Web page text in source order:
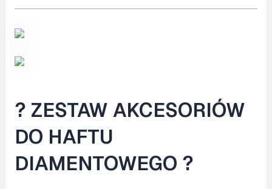
? ZESTAW AKCESORIÓW
DO HAFTU
DIAMENTOWEGO ?